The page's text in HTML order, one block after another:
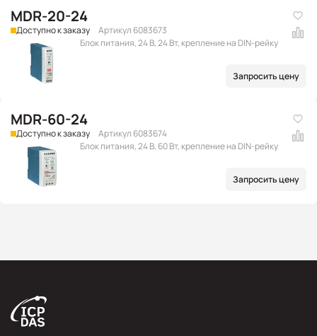
MDR-20-24
Доступно к заказу
Артикул 6083673
Блок питания, 24 В, 24 Вт, крепление на DIN-рейку
Запросить цену
MDR-60-24
Доступно к заказу
Артикул 6083674
Блок питания, 24 В, 60 Вт, крепление на DIN-рейку
Запросить цену